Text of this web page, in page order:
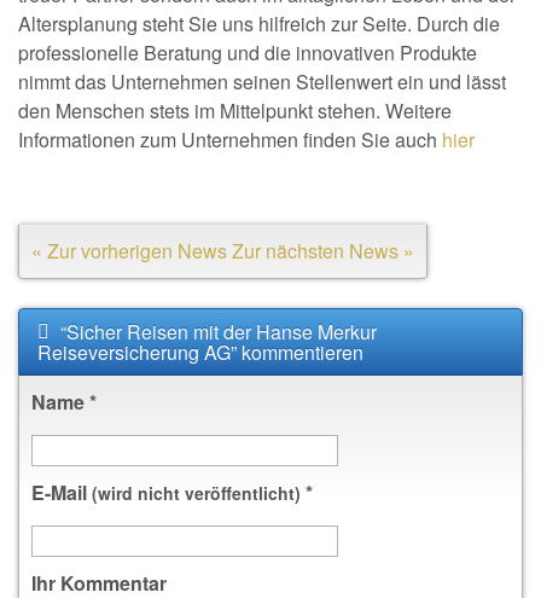
Altersplanung steht Sie uns hilfreich zur Seite. Durch die
professionelle Beratung und die innovativen Produkte
nimmt das Unternehmen seinen Stellenwert ein und lässt
den Menschen stets im Mittelpunkt stehen. Weitere
Informationen zum Unternehmen finden Sie auch hier
« Zur vorherigen NewsZur nächsten News »
“Sicher Reisen mit der Hanse Merkur
Reiseversicherung AG” kommentieren
Name*
E-Mail (wird nicht veröffentlicht) *
Ihr Kommentar